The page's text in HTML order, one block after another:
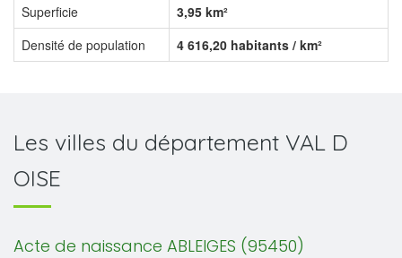
Superficie
3,95 km²
Densité de population
4 616,20 habitants / km²
Les villes du département VAL D
OISE
Acte de naissance ABLEIGES (95450)